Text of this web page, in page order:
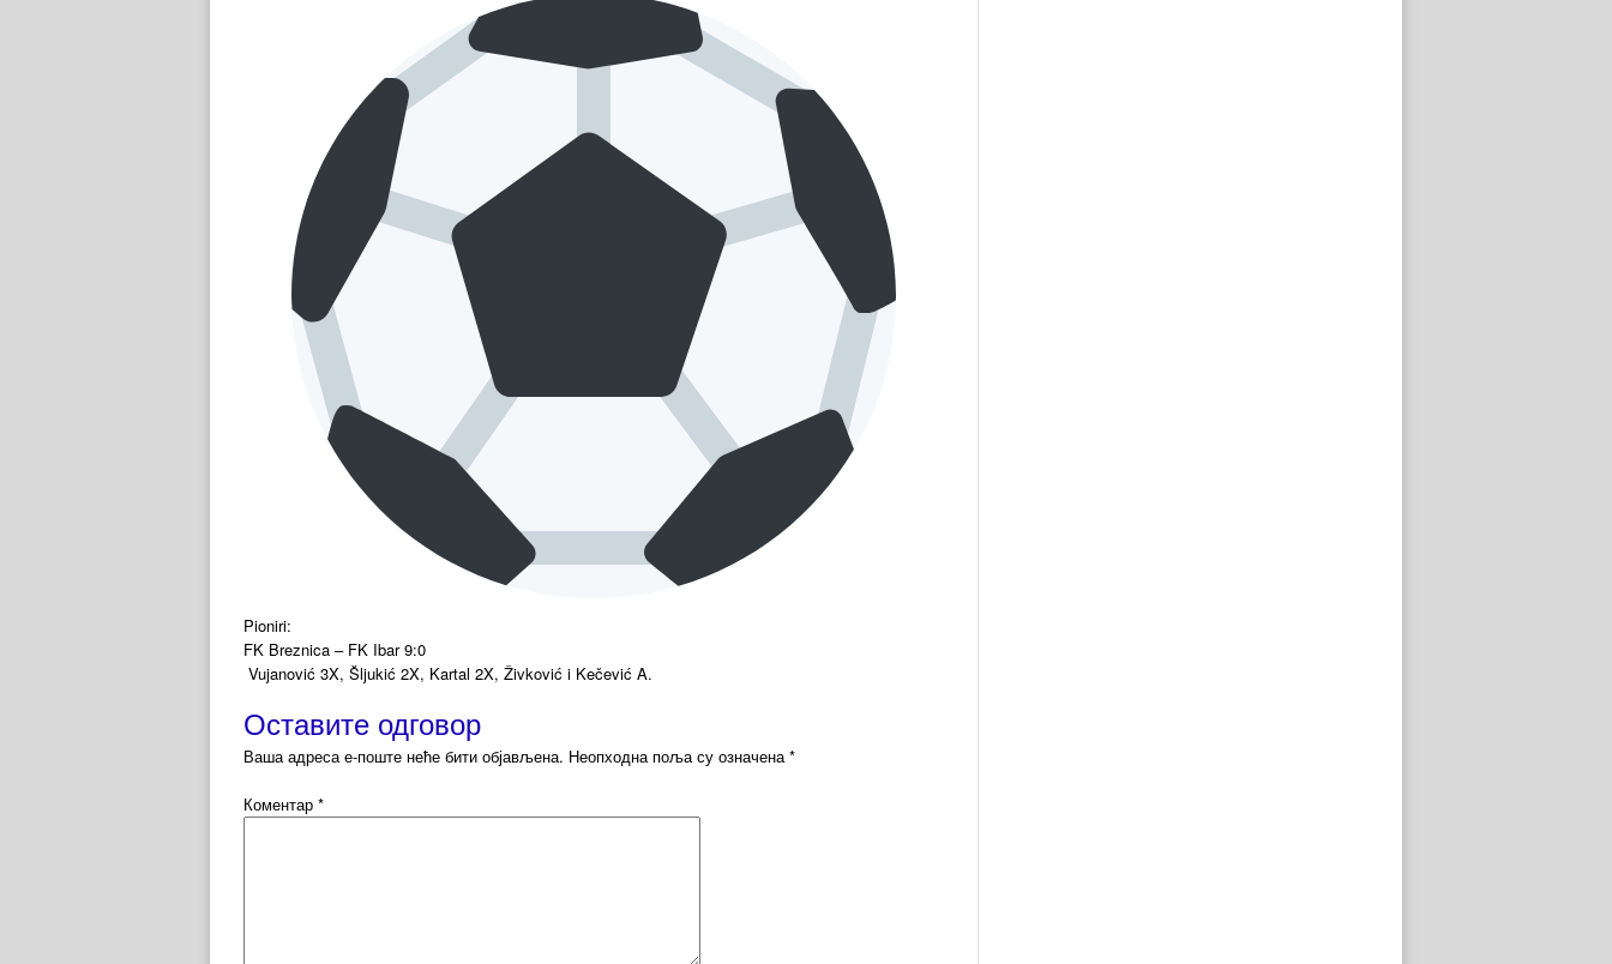
Pioniri:
FK Breznica – FK Ibar 9:0
Vujanović 3X, Šljukić 2X, Kartal 2X, Živković i Kečević A.
Оставите одговор
Ваша адреса е-поште неће бити објављена. Неопходна поља су означена*
Коментар *